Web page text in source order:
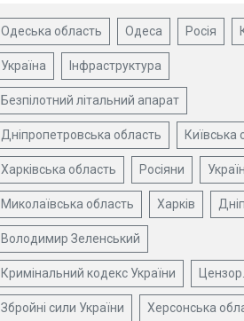
Одеська область Одеса Росія
Україна Інфраструктура
Безпілотний літальний апарат
Дніпропетровська область Київська
Харківська область Росіяни
Миколаївська область Харків
Володимир Зеленський
Кримінальний кодекс України
Збройні сили України Херсонська